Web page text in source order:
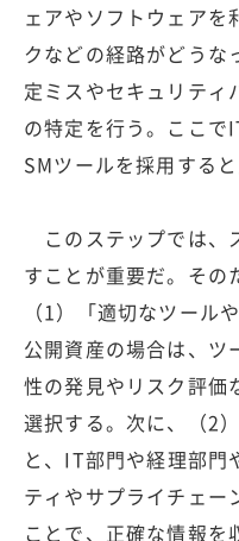
ェアやソフトウェアを
クなどの経路がどうな
定ミスやセキュリティ
の特定を行う。ここで
SMツールを採用すると
このステップでは、
すことが重要だ。その
（1）「適切なツール
公開資産の場合は、ツ
性の発見やリスク評価
選択する。次に、（2
と、IT部門や経理部門
ティやサプライチェー
ことで、正確な情報を